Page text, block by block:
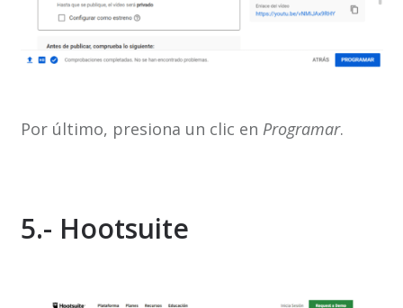
Por último, presiona un clic en Programar.
5.- Hootsuite